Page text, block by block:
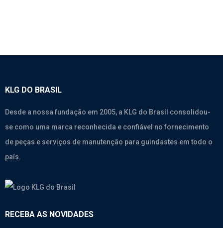
KLG DO BRASIL
Desde a nossa fundação em 2005, a KLG do Brasil consolidou-
se como uma marca reconhecida e confiável no fornecimento
de peças e serviços de manutenção para guindastes em todo o
país.
RECEBA AS NOVIDADES